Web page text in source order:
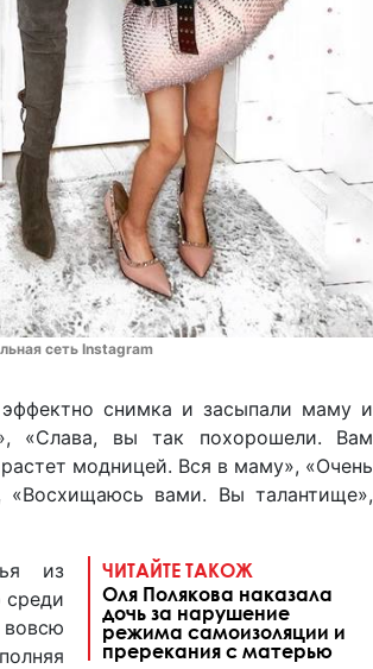
сеть Instagram
снимка и засыпали маму и
«Слава, вы так похорошели. Вам
модницей. Вся в маму», «Очень
«Восхищаюсь вами. Вы талантище»,
ЧИТАЙТЕ ТАКОЖ
Оля Полякова наказала
дочь за нарушение
режима самоизоляции и
пререкания с матерью
из
среди